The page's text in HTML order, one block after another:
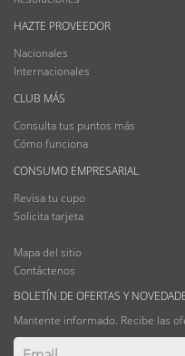
HAZTE PROVEEDOR
Nacionales
Internacionales
CLUB MÁS
Consulta tus puntos más
Cómo funciona
CONSUMO EMPRESARIAL
Revisa tu cupo
Solicita tarjeta
Mapa del sitio
Contáctenos
BOLETÍN DE OFERTAS Y
Mantente informado. Recibe las